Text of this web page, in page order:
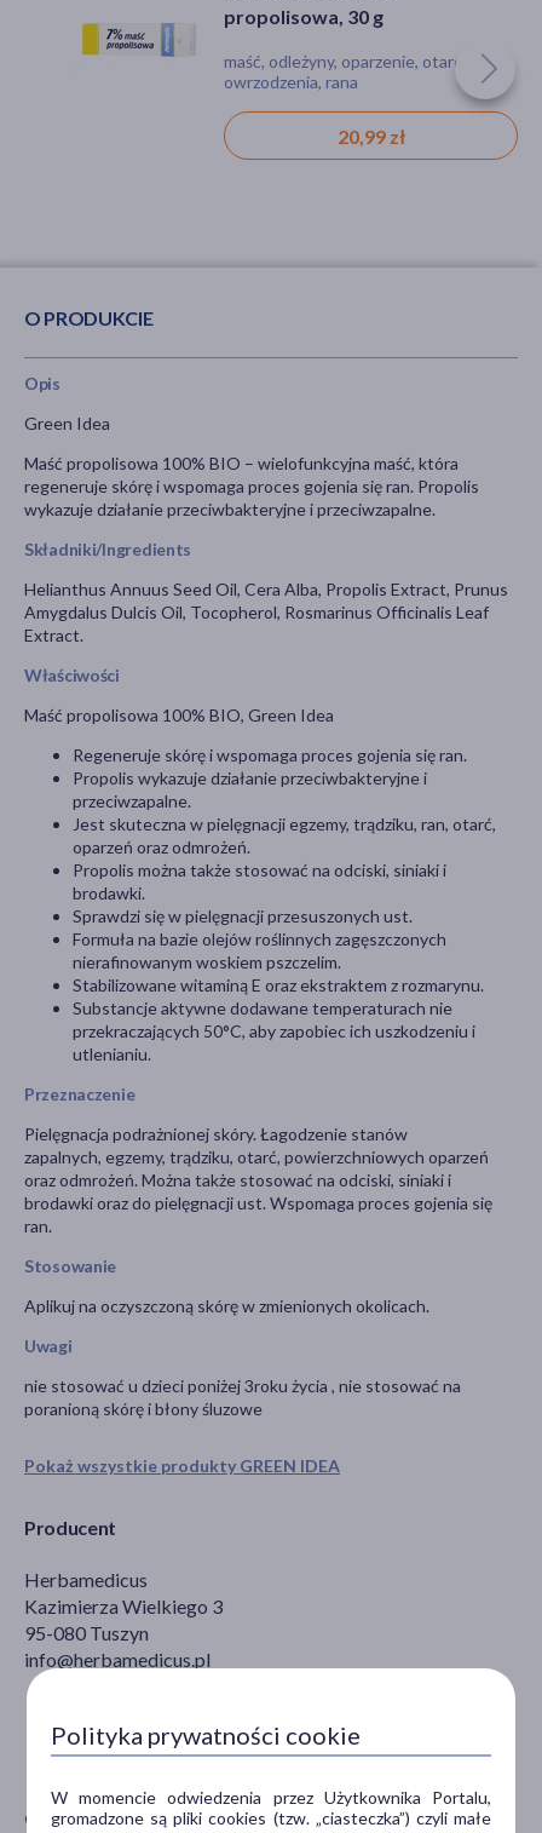
propolisowa, 30 g
maść, odleżyny, oparzenie, otarcia,
owrzodzenia, rana
20,99 zł
20 g
maść, azs (atopowe zapalenie skóry),
egzema, podrażnienie, suchość, trądzik,
15,99 zł
O PRODUKCIE
Pokaż wszystkie produkty GREEN IDEA
Producent
Herbamedicus
Kazimierza Wielkiego 3
95-080 Tuszyn
info@herbamedicus.pl
Opis
Green Idea
Maść propolisowa 100% BIO – wielofunkcyjna maść, która
regeneruje skórę i wspomaga proces gojenia się ran. Propolis
wykazuje działanie przeciwbakteryjne i przeciwzapalne.
Składniki/Ingredients
Helianthus Annuus Seed Oil, Cera Alba, Propolis Extract, Prunus
Amygdalus Dulcis Oil, Tocopherol, Rosmarinus Officinalis Leaf
Extract.
Właściwości
Maść propolisowa 100% BIO, Green Idea
Regeneruje skórę i wspomaga proces gojenia się ran.
Propolis wykazuje działanie przeciwbakteryjne i
przeciwzapalne.
Jest skuteczna w pielęgnacji egzemy, trądziku, ran, otarć,
oparzeń oraz odmrożeń.
Propolis można także stosować na odciski, siniaki i
brodawki.
Sprawdzi się w pielęgnacji przesuszonych ust.
Formuła na bazie olejów roślinnych zagęszczonych
nierafinowanym woskiem pszczelim.
Stabilizowane witaminą E oraz ekstraktem z rozmarynu.
Substancje aktywne dodawane temperaturach nie
przekraczających 50°C, aby zapobiec ich uszkodzeniu i
utlenianiu.
Przeznaczenie
Pielęgnacja podrażnionej skóry. Łagodzenie stanów
zapalnych, egzemy, trądziku, otarć, powierzchniowych oparzeń
oraz odmrożeń. Można także stosować na odciski, siniaki i
brodawki oraz do pielęgnacji ust. Wspomaga proces gojenia się
ran.
Stosowanie
Aplikuj na oczyszczoną skórę w zmienionych okolicach.
Uwagi
nie stosować u dzieci poniżej 3roku życia , nie stosować na
poranioną skórę i błony śluzowe
CECHY PRODUKTU
Polityka prywatności cookie
W momencie odwiedzenia przez Użytkownika Portalu,
gromadzone są pliki cookies (tzw. „ciasteczka”) czyli małe